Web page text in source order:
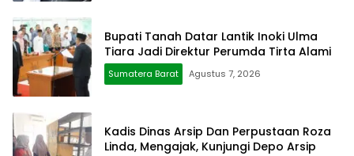
Bupati Tanah Datar Lantik Inoki Ulma
Tiara Jadi Direktur Perumda Tirta Alami
Sumatera Barat Agustus 7, 2026
Kadis Dinas Arsip Dan Perpustaan Roza
Linda, Mengajak, Kunjungi Depo Arsip